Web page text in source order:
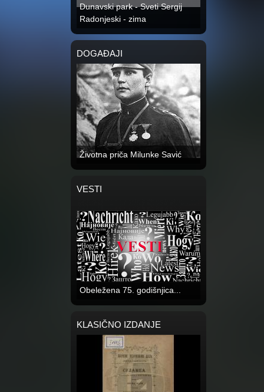
Dunavski park - Sveti Sergij
Radonjeski - zima
DOGAĐAJI
Životna priča Milunke Savić
VESTI
Obeležena 75. godišnjica...
KLASIČNO IZDANJE